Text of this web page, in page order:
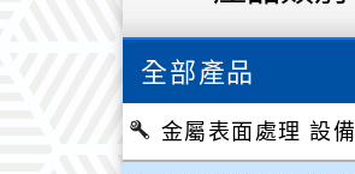
全部產品
金屬表面處理 設備